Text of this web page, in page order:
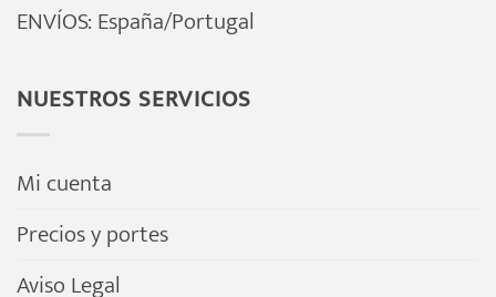
elegir
la
ENVÍOS: España/Portugal
NUESTROS SERVICIOS
Mi cuenta
Precios y portes
Aviso Legal